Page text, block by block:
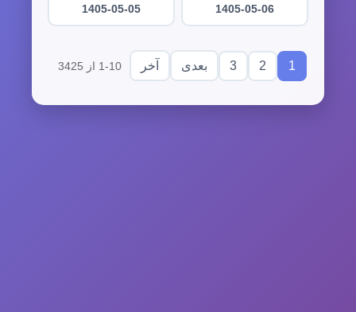
1405-05-06
1405-05-05
1
2
3 بعدی آخر 1-10 از 3425